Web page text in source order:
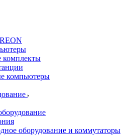
компьютеры
оборудование и коммутаторы